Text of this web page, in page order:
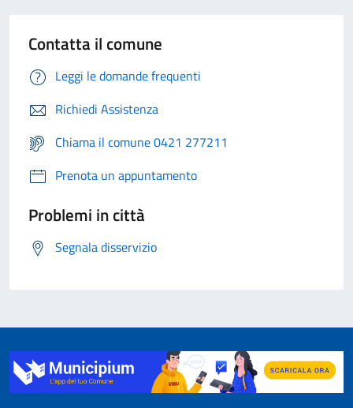
Contatta il comune
Leggi le domande frequenti
Richiedi Assistenza
Chiama il comune 0421 277211
Prenota un appuntamento
Problemi in città
Segnala disservizio